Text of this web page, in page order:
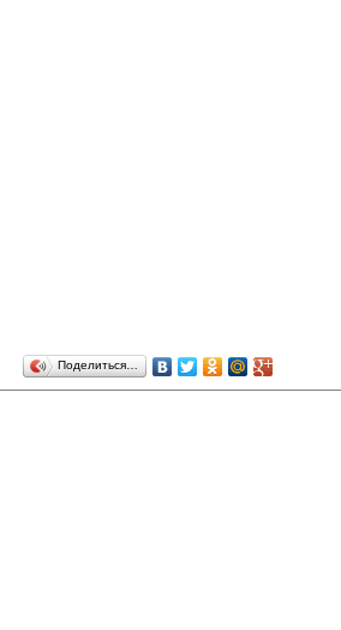
Поделиться…